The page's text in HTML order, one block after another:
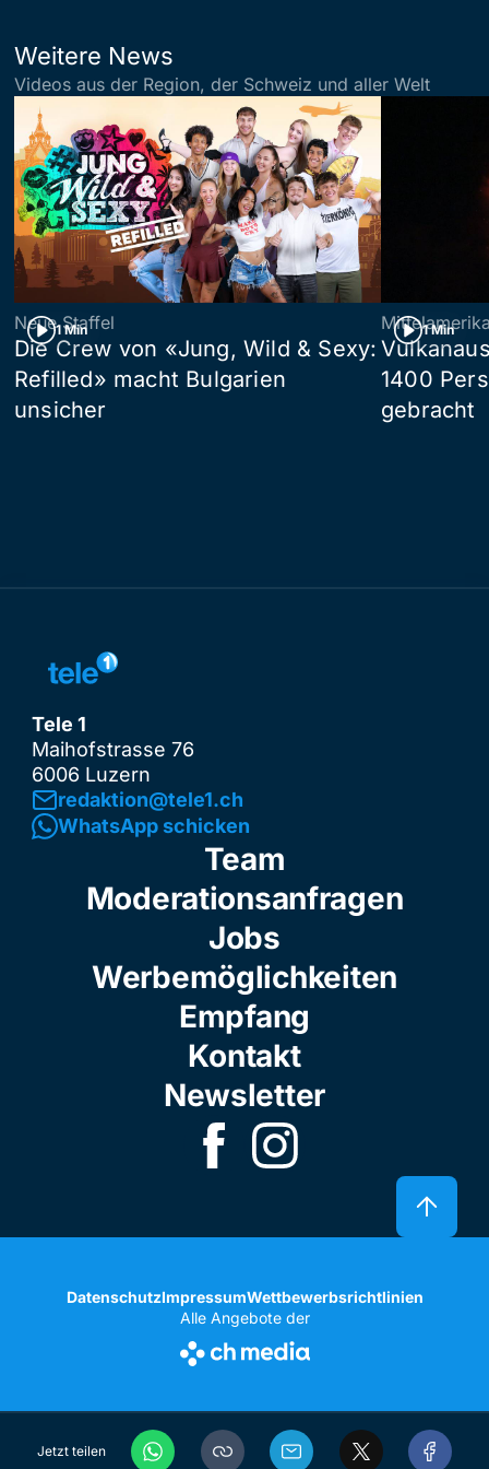
Jetzt teilen
Weitere News
Videos aus der Region, der Schweiz und aller Welt
1 Min
Neue Staffel
Die Crew von «Jung, Wild & Sexy:
Refilled» macht Bulgarien
unsicher
1 Min
1400
gebracht
Tele 1
Maihofstrasse 76
6006 Luzern
redaktion@tele1.ch
WhatsApp schicken
Team
Moderationsanfragen
Jobs
Werbemöglichkeiten
Empfang
Kontakt
Newsletter
DatenschutzImpressumWettbewerbsrichtlinien
Alle Angebote der